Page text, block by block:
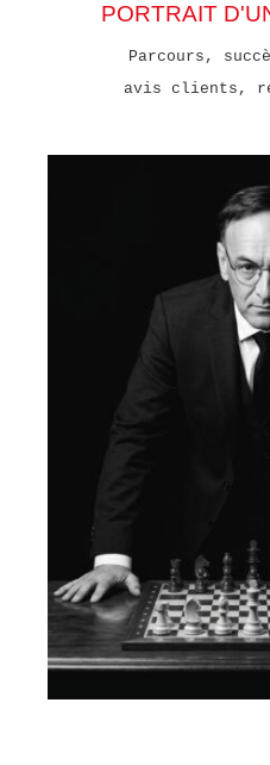
PORTRAIT
Parcours,
avis clients,